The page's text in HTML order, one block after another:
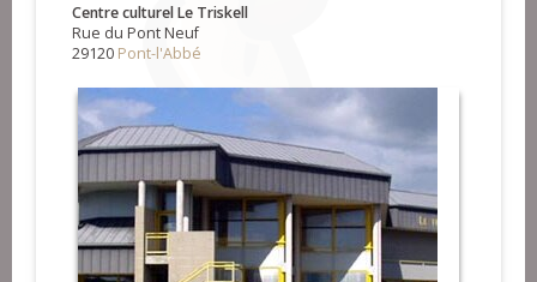
Centre culturel Le Triskell
Rue du Pont Neuf
29120 Pont-l'Abbé